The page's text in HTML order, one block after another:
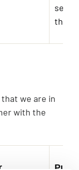
the
we are in
with the